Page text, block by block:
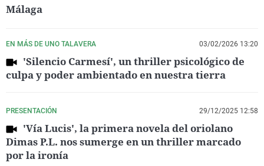
Málaga
EN MÁS DE UNO TALAVERA 03/02/2026 13:20
'Silencio Carmesí', un thriller psicológico de
culpa y poder ambientado en nuestra tierra
PRESENTACIÓN 29/12/2025 12:58
'Vía Lucis', la primera novela del oriolano
Dimas P.L. nos sumerge en un thriller marcado
por la ironía